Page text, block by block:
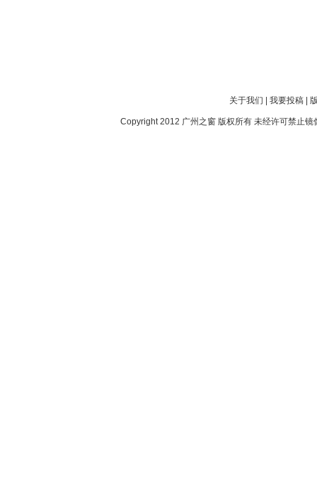
关于我们 我要投稿|
Copyright 2012 广州之窗 版权所有 未经许可禁止